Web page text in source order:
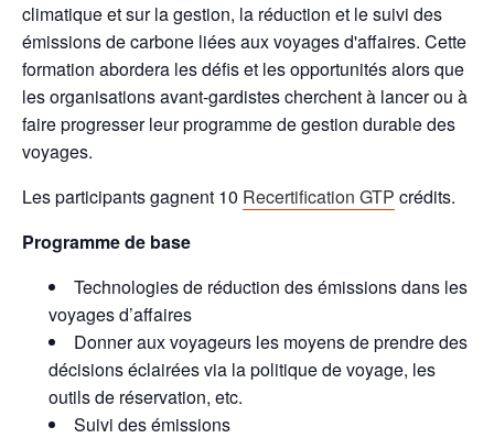
climatique et sur la gestion, la réduction et le suivi des
émissions de carbone liées aux voyages d'affaires. Cette
formation abordera les défis et les opportunités alors que
les organisations avant-gardistes cherchent à lancer ou à
faire progresser leur programme de gestion durable des
voyages.
Les participants gagnent 10 Recertification GTP crédits.
Programme de base
Technologies de réduction des émissions dans les
voyages d’affaires
Donner aux voyageurs les moyens de prendre des
décisions éclairées via la politique de voyage, les
outils de réservation, etc.
Suivi des émissions